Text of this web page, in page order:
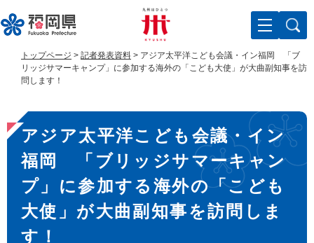
ー
ジ
。
ニ
ュ
て
本
トップページ > 記者発表資料 > アジア太平洋こども会議・イン福岡 「ブ
リッジサマーキャンプ」に参加する海外の「こども大使」が大曲副知事を訪
問します！
本
文
アジア太平洋こども会議・イン
福岡 「ブリッジサマーキャン
プ」に参加する海外の「こども
大使」が大曲副知事を訪問しま
す！